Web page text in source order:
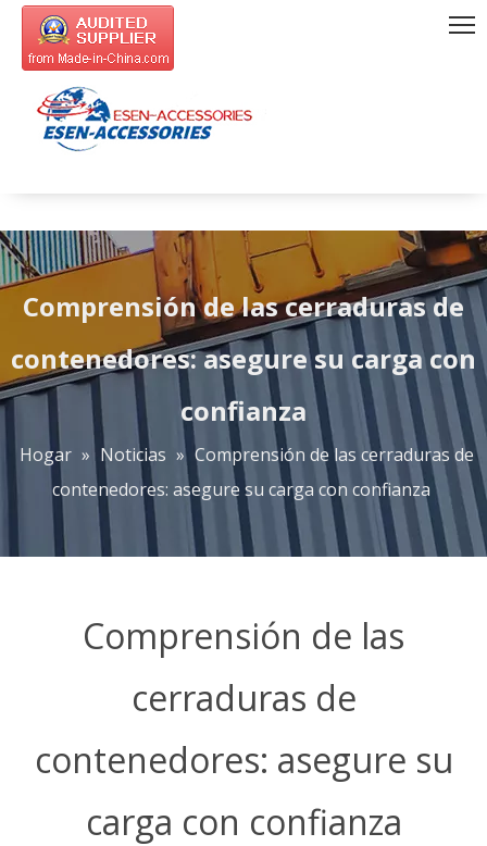
Comprensión de las cerraduras de
contenedores: asegure su carga con
confianza
Hogar » Noticias » Comprensión de las cerraduras de
contenedores: asegure su carga con confianza
Comprensión de las
cerraduras de
contenedores: asegure su
carga con confianza